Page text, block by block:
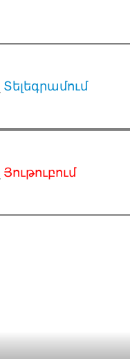
Տելեգրամում
Յութուբում